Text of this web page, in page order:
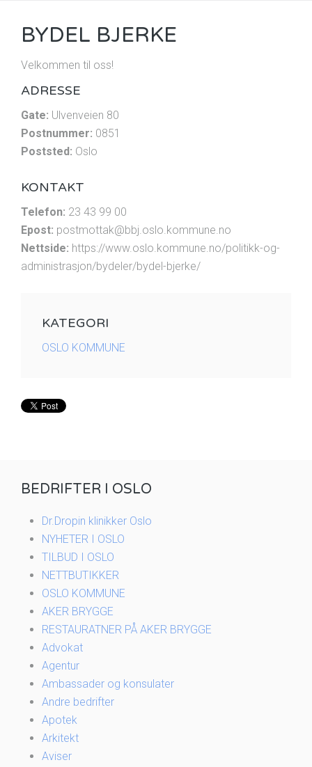
BYDEL BJERKE
Velkommen til oss!
ADRESSE
Gate: Ulvenveien 80
Postnummer: 0851
Poststed: Oslo
KONTAKT
Telefon: 23 43 99 00
Epost: postmottak@bbj.oslo.kommune.no
Nettside: https://www.oslo.kommune.no/politikk-og-
administrasjon/bydeler/bydel-bjerke/
KATEGORI
OSLO KOMMUNE
BEDRIFTER I OSLO
Dr.Dropin klinikker Oslo
NYHETER I OSLO
TILBUD I OSLO
NETTBUTIKKER
OSLO KOMMUNE
AKER BRYGGE
RESTAURATNER PÅ AKER BRYGGE
Advokat
Agentur
Ambassader og konsulater
Andre bedrifter
Apotek
Arkitekt
Aviser